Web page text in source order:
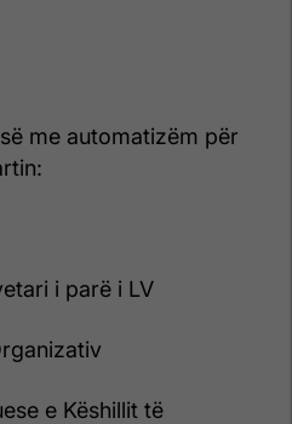
me automatizëm për
i parë i LV
e Këshillit të